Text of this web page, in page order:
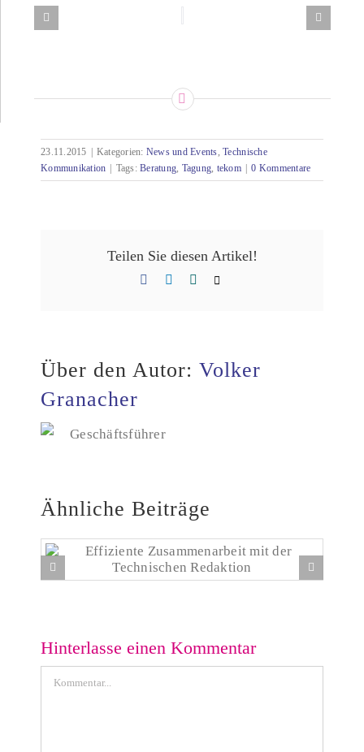
23.11.2015 | Kategorien: News und Events ,Technische
Kommunikation | Tags:Beratung Tagung tekom | 0 Kommentare
Teilen Sie diesen Artikel!
FacebookLinkedIn
Xing
Über den Autor: Volker
Granacher
Geschäftsführer
Ähnliche Beiträge
Hinterlasse einen Kommentar
Kommentar